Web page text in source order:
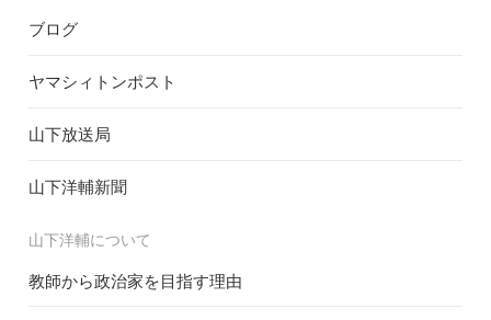
ブログ
ヤマシィトンポスト
山下放送局
山下洋輔新聞
山下洋輔について
教師から政治家を目指す理由